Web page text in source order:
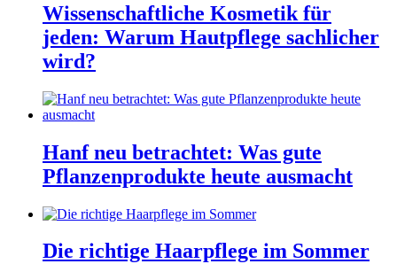
Wissenschaftliche Kosmetik für
jeden: Warum Hautpflege sachlicher
wird?
Hanf neu betrachtet: Was gute
Pflanzenprodukte heute ausmacht
Die richtige Haarpflege im Sommer